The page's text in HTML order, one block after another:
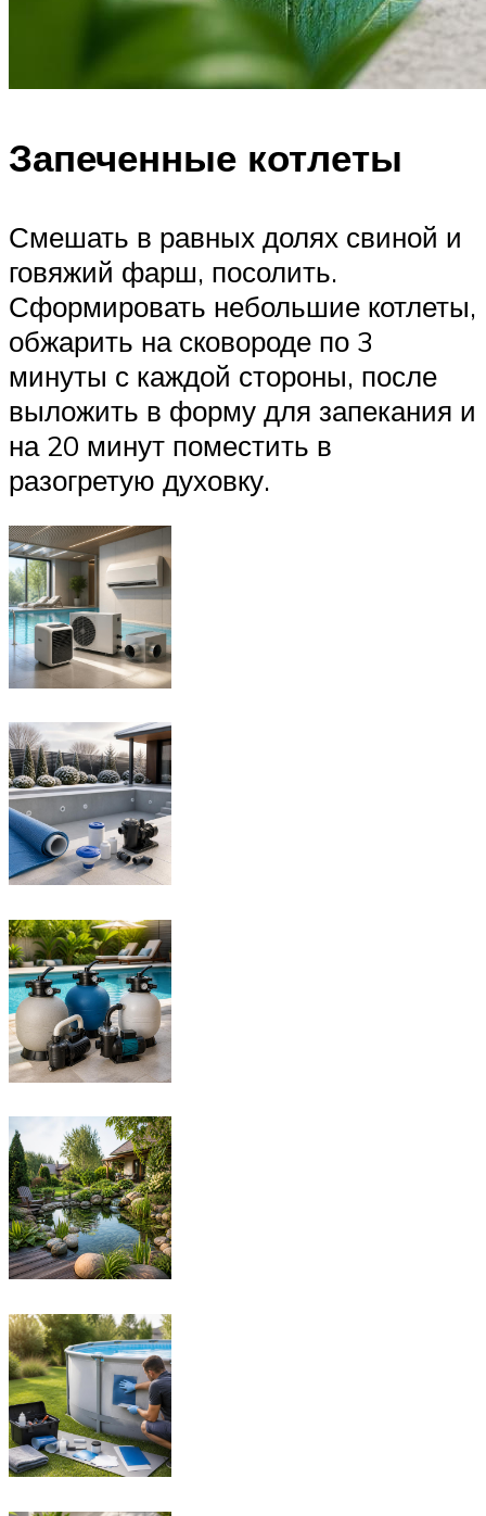
Запеченные котлеты
Смешать в равных долях свиной и
говяжий фарш, посолить.
Сформировать небольшие котлеты,
обжарить на сковороде по 3
минуты с каждой стороны, после
выложить в форму для запекания и
на 20 минут поместить в
разогретую духовку.